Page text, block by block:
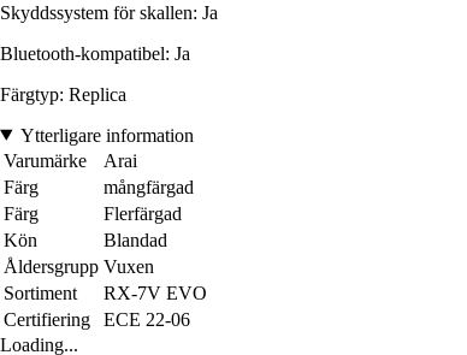
Skyddssystem för skallen: Ja
Bluetooth-kompatibel: Ja
Färgtyp: Replica
Ytterligare information
Varumärke
Arai
Färg
mångfärgad
Färg
Flerfärgad
Kön
Blandad
Åldersgrupp Vuxen
Sortiment
RX-7V EVO
Certifiering
ECE 22-06
Loading...